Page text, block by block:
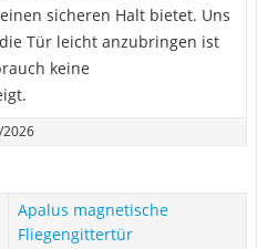
sicheren Halt bietet. Uns
Tür leicht anzubringen ist
keine
Apalus magnetische
Fliegengittertür